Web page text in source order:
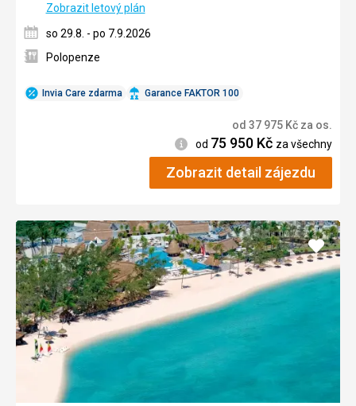
Invia Care zdarma Garance FAKTOR 100
Zobrazit letový plán
so 29.8. - po 7.9.2026
Polopenze
od 37 975 Kč za os.
Informace
od 75 950 Kč za všechny
Zobrazit detail zájezdu
Přidat
do